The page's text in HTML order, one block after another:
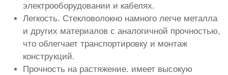
электрооборудовании и кабелях.
Легкость. Стекловолокно намного легче металла
и других материалов с аналогичной прочностью,
что облегчает транспортировку и монтаж
конструкций.
Прочность на растяжение. имеет высокую